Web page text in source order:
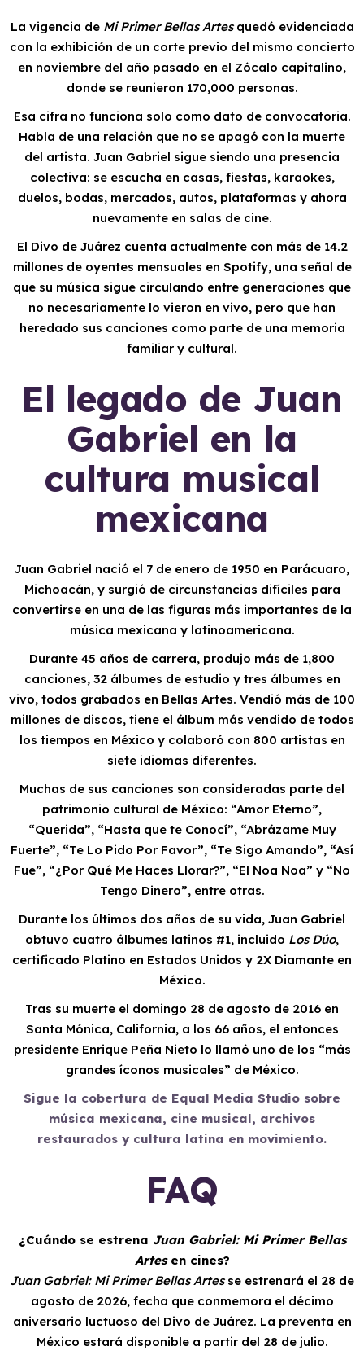
La vigencia de Mi Primer Bellas Artesquedó evidenciada
con la exhibición de un corte previo del mismo concierto
en noviembre del año pasado en el Zócalo capitalino,
donde se reunieron 170,000 personas.
Esa cifra no funciona solo como dato de convocatoria.
Habla de una relación que no se apagó con la muerte
del artista. Juan Gabriel sigue siendo una presencia
colectiva: se escucha en casas, fiestas, karaokes,
duelos, bodas, mercados, autos, plataformas y ahora
nuevamente en salas de cine.
El Divo de Juárez cuenta actualmente con más de 14.2
millones de oyentes mensuales en Spotify, una señal de
que su música sigue circulando entre generaciones que
no necesariamente lo vieron en vivo, pero que han
heredado sus canciones como parte de una memoria
familiar y cultural.
El legado de Juan
Gabriel en la
cultura musical
mexicana
Juan Gabriel nació el 7 de enero de 1950 en Parácuaro,
Michoacán, y surgió de circunstancias difíciles para
convertirse en una de las figuras más importantes de la
música mexicana y latinoamericana.
Durante 45 años de carrera, produjo más de 1,800
canciones, 32 álbumes de estudio y tres álbumes en
vivo, todos grabados en Bellas Artes. Vendió más de 100
millones de discos, tiene el álbum más vendido de todos
los tiempos en México y colaboró con 800 artistas en
siete idiomas diferentes.
Muchas de sus canciones son consideradas parte del
patrimonio cultural de México: “Amor Eterno”,
“Querida”, “Hasta que te Conocí”, “Abrázame Muy
Fuerte”, “Te Lo Pido Por Favor”, “Te Sigo Amando”, “Así
Fue”, “¿Por Qué Me Haces Llorar?”, “El Noa Noa” y “No
Tengo Dinero”, entre otras.
Durante los últimos dos años de su vida, Juan Gabriel
obtuvo cuatro álbumes latinos #1, incluido Los Dúo,
certificado Platino en Estados Unidos y 2X Diamante en
México.
Tras su muerte el domingo 28 de agosto de 2016 en
Santa Mónica, California, a los 66 años, el entonces
presidente Enrique Peña Nieto lo llamó uno de los “más
grandes íconos musicales” de México.
Sigue la cobertura de Equal Media Studio sobre
música mexicana, cine musical, archivos
restaurados y cultura latina en movimiento.
FAQ
¿Cuándo se estrena Juan Gabriel: Mi Primer Bellas
Artesen cines?
Juan Gabriel: Mi Primer Bellas Artesse estrenará el 28 de
agosto de 2026, fecha que conmemora el décimo
aniversario luctuoso del Divo de Juárez. La preventa en
México estará disponible a partir del 28 de julio.